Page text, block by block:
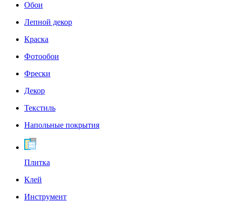
Обои
Лепной декор
Краска
Фотообои
Фрески
Декор
Текстиль
Напольные покрытия
Плитка
Клей
Инструмент